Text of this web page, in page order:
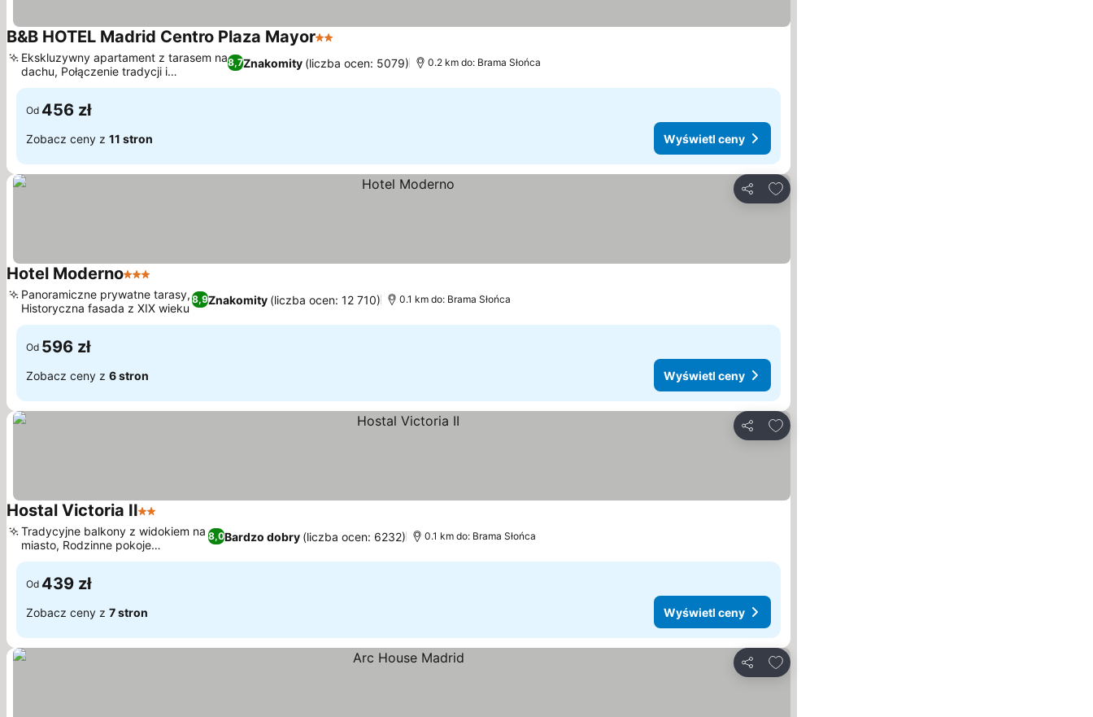
B&B HOTEL Madrid Centro Plaza Mayor2 Kategoria
8,7Znakomity (liczba ocen: 5079)
Ekskluzywny apartament z tarasem na
dachu, Połączenie tradycji i
nowoczesności
0.2 km do: Brama Słońca
Od 456 zł
Zobacz ceny z 11 stron Wyświetl ceny
Udostępnij
Dodaj do ulubionych
Hotel Moderno3 Kategoria
8,9Znakomity (liczba ocen: 12 710)
Panoramiczne prywatne tarasy,
Historyczna fasada z XIX wieku
0.1 km do: Brama Słońca
Od 596 zł
Zobacz ceny z 6 stron Wyświetl ceny
Udostępnij
Dodaj do ulubionych
Hostal Victoria II2 Kategoria
8,0Bardzo dobry (liczba ocen: 6232)
Tradycyjne balkony z widokiem na
miasto, Rodzinne pokoje
wieloosobowe
0.1 km do: Brama Słońca
Od 439 zł
Zobacz ceny z 7 stron Wyświetl ceny
Udostępnij
Dodaj do ulubionych